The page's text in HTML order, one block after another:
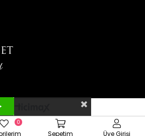
0
Sepetim Üye Girişi